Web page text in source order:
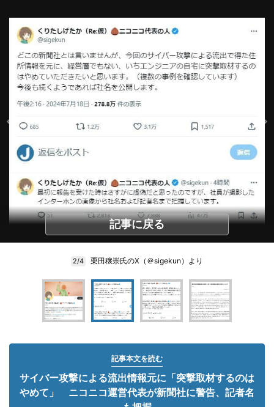
記事に戻る
2/4 栗田穣崇氏のX（＠sigekun）より
記事本文を読む
サイバー攻撃による流出情報元に「突撃取材するのは
やめて」 ニコニコ運営代表が新聞社に警告、記者名